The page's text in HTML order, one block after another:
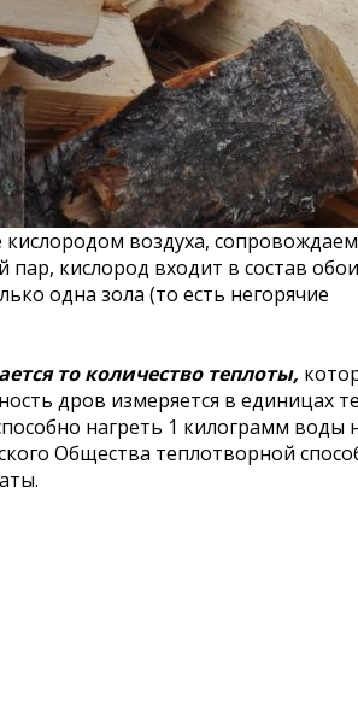
воздуха,
кислород входит в состав
одна зола (то есть негорячие
то количество теплоты,
дров измеряется в единицах
нагреть 1 килограмм воды
Общества теплотворной